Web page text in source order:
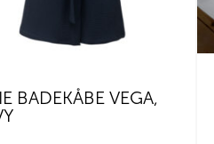
BADEKÅBE VEGA,